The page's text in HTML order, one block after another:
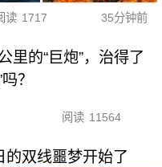
读 1717 35分钟前
里的“巨炮”，治得了
？
阅读 11564
双线噩梦开始了